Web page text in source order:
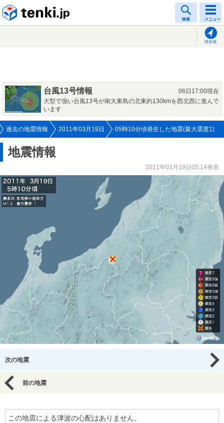
検索 メニュー
現在地
台風13号情報
06日17:00現在
大型で強い台風13号が南大東島の北東約130kmを西北西に進んで
います
過去の地震情報 2011年03月19日 05時10分頃発生した地震(最大震度1)
地震情報
2011年03月19日05:14発表
次の地震
前の地震
この地震による津波の心配はありません。